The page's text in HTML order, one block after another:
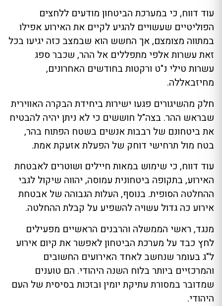
עוד דווח, כי במערכת הביטחון מודעים ללחצים
הפוליטיים שעשויים להגיע לקיים את האירוע אפילו
במתווה מצומצם, אך החשש הוא שבמצב כזה יגיעו בכל
זאת עשרות אלפי מתפללים אל ההר, שכבר ספג
עשרות טילי נ"ט ורקטות בחודשים האחרונים,
מחיזבאללה.
חלק מהשיגורים פגעו ישירות ביחידת הבקרה האווירית
שבראש ההר. בצה"ל חוששים כי לא ניתן יהיה להבטיח
את ביטחונם של רבבות אנשים בשטח הפתוח בהר,
בטח מול תרחישי דוחק של הפעלת אזעקת אמת.
עוד דווח, כי שימוש במאות חיילים ושוטרים לאבטחת
האירוע, בתקופה ביטחונית עמוסה, יהווה שיקול לגבי
ההחלטה הסופית. בנוסף, העלות הגבוהה של אבטחת
אירוע כה גדול עשויה להשפיע על קבלת ההחלטה.
מנגד, ראשי הממשלה והרבנים הראשיים מפעילים
לחץ כבד על מערכת הביטחון לאפשר את קיום אירוע
ל"ג בעומר שנחשב לאחד האירועים החשובים
והמרכזיים ביותר בלוח השנה היהודי. הם טוענים
שמדובר במסורת עתיקת יומין ובזכות בסיסית של העם
היהודי.